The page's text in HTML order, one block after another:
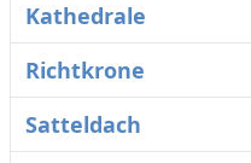
Kathedrale
Richtkrone
Satteldach